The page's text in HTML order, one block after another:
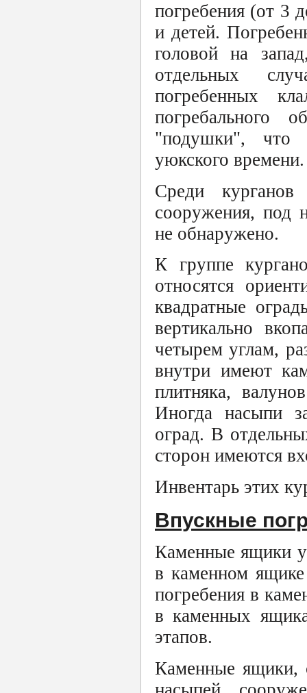
погребения (от 3
и детей.
головой на
отдельных
погребенных
погребального
"подушки", что
уюкского времени.
Среди
сооружения, под
не обнаружено.
К группе
относятся
квадратные
вертикально
четырем углам,
внутри имеют
плитняка,
Иногда насыпи
оград. В
сторон имеются
Инвентарь этих
Впускные
Каменные ящики
в каменном
погребения в
в каменных
этапов.
Каменные ящики,